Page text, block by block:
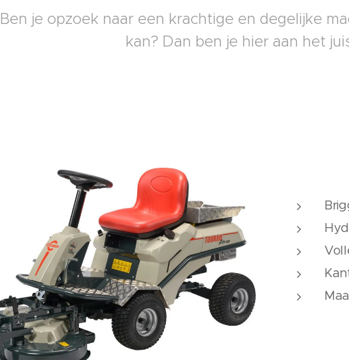
Ben je opzoek naar een krachtige en degelijke
kan? Dan ben je hier aan het